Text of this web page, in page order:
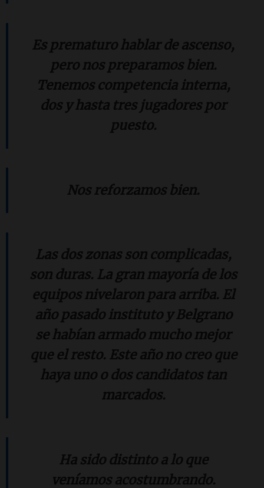
Es prematuro hablar de ascenso,
pero nos preparamos bien.
Tenemos competencia interna,
dos y hasta tres jugadores por
puesto.
Nos reforzamos bien.
Las dos zonas son complicadas,
son duras. La gran mayoría de los
equipos nivelaron para arriba. El
año pasado instituto y Belgrano
se habían armado mucho mejor
que el resto. Este año no creo que
haya uno o dos candidatos tan
marcados.
Ha sido distinto a lo que
veníamos acostumbrando.